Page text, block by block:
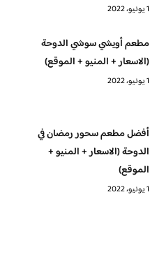
1 يونيو، 2022
مطعم أويشي سوشي الدوحة
(الاسعار + المنيو + الموقع)
1 يونيو، 2022
أفضل مطعم سحور رمضان في
الدوحة (الاسعار + المنيو +
الموقع)
1 يونيو، 2022